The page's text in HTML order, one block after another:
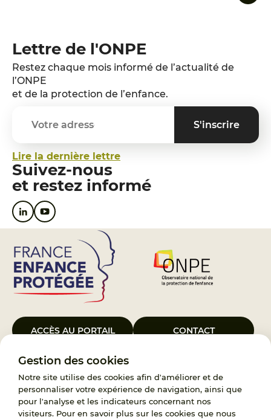
Gestion des cookies
Notre site utilise des cookies afin d'améliorer et de
personnaliser votre expérience de navigation, ainsi que
pour l'analyse et les indicateurs concernant nos
visiteurs. Pour en savoir plus sur les cookies que nous
Lettre de l'ONPE
Restez chaque mois informé de l’actualité de
l’ONPE
et de la protection de l’enfance.
Lire la dernière lettre
Suivez-nous
et restez informé
ACCÈS AU PORTAIL CONTACT
Le Groupement d’Intérêt Public France Enfance Protégée, créé le 5
janvier 2023, a pour objet d’assurer les missions de service public du
119, d’accompagnement des adoptants et de traitement des
demandes d’accès aux origines personnelles. France Enfance
Protégée est également un observatoire et une ressource pour